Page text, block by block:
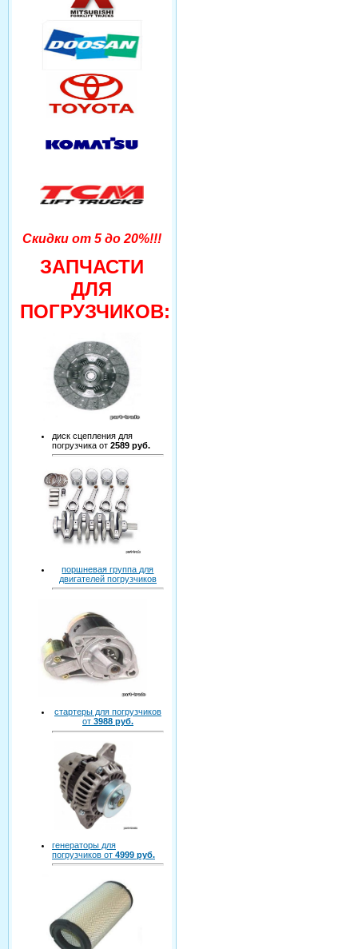
Скидки от 5 до 20%!!!
ЗАПЧАСТИ
ДЛЯ
ПОГРУЗЧИКОВ:
диск сцепления для
погрузчика от 2589 руб.
поршневая группа для
двигателей погрузчиков
стартеры для погрузчиков
от 3988 руб.
генераторы для
погрузчиков от 4999 руб.